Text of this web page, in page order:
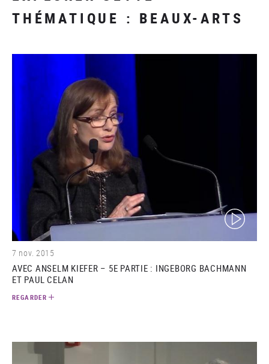
THÉMATIQUE : BEAUX-ARTS
(video)
7 nov. 2015
AVEC ANSELM KIEFER – 5E PARTIE : INGEBORG BACHMANN
ET PAUL CELAN
REGARDER